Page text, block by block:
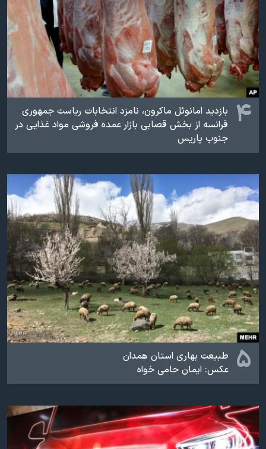
۴
بازدید امانوئل ماکرون، نامزد انتخابات ریاست جمهوری
فرانسه از بخش قصابی بازار عمده فروشی مواد غذایی در
جنوب پاریس
۵
طبیعت بهاری استان همدان
عکس: ایمان حامی خواه